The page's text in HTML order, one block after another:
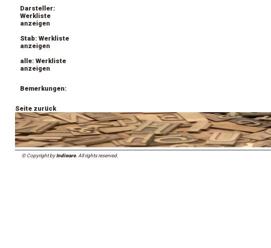
Darsteller:
Werkliste
anzeigen
Stab: Werkliste
anzeigen
alle: Werkliste
anzeigen
Bemerkungen:
Seite zurück
© Copyright byIndiware. All rights reserved.